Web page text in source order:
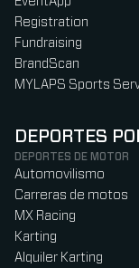
Registration
Fundraising
BrandScan
MYLAPS Sports
DEPORTES
DEPORTES DE MOTOR
Automovilismo
Carreras de motos
MX Racing
Karting
Alquiler Karting